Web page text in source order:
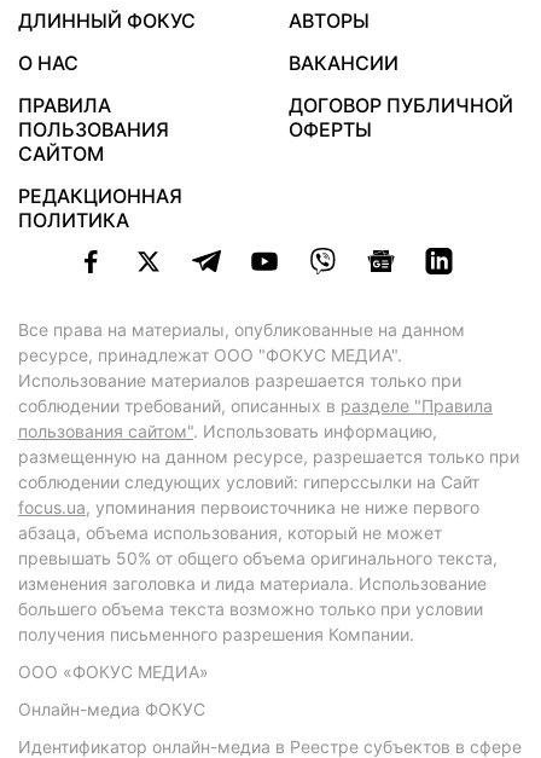
ДЛИННЫЙ ФОКУС
АВТОРЫ
О НАС
ВАКАНСИИ
ПРАВИЛА
ПОЛЬЗОВАНИЯ
САЙТОМ
ДОГОВОР ПУБЛИЧНОЙ
ОФЕРТЫ
РЕДАКЦИОННАЯ
ПОЛИТИКА
Все права на материалы, опубликованные на данном
ресурсе, принадлежат ООО "ФОКУС МЕДИА".
Использование материалов разрешается только при
соблюдении требований, описанных в разделе "Правила
пользования сайтом". Использовать информацию,
размещенную на данном ресурсе, разрешается только при
соблюдении следующих условий: гиперссылки на Сайт
focus.ua, упоминания первоисточника не ниже первого
абзаца, объема использования, который не может
превышать 50% от общего объема оригинального текста,
изменения заголовка и лида материала. Использование
большего объема текста возможно только при условии
получения письменного разрешения Компании.
ООО «ФОКУС МЕДИА»
Онлайн-медиа ФОКУС
Идентификатор онлайн-медиа в Реестре субъектов в сфере